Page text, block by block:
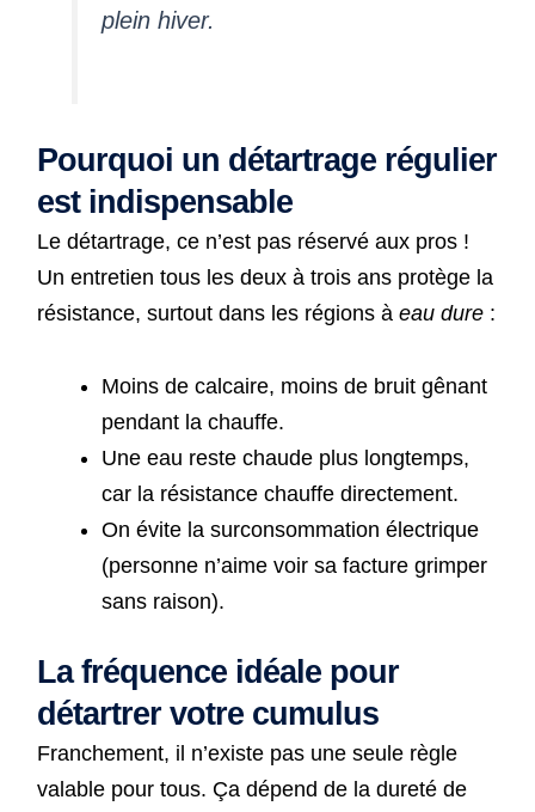
plein hiver.
Pourquoi un détartrage régulier
est indispensable
Le détartrage, ce n’est pas réservé aux pros !
Un entretien tous les deux à trois ans protège la
résistance, surtout dans les régions à eau dure:
Moins de calcaire, moins de bruit gênant
pendant la chauffe.
Une eau reste chaude plus longtemps,
car la résistance chauffe directement.
On évite la surconsommation électrique
(personne n’aime voir sa facture grimper
sans raison).
La fréquence idéale pour
détartrer votre cumulus
Franchement, il n’existe pas une seule règle
valable pour tous. Ça dépend de la dureté de